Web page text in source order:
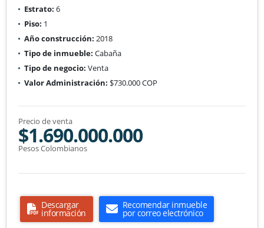
Estrato: 6
Piso: 1
Año construcción: 2018
Tipo de inmueble: Cabaña
Tipo de negocio: Venta
Valor Administración: $730.000 COP
Precio de venta
$1.690.000.000
Pesos Colombianos
Descargar
información
Recomendar inmueble
por correo electrónico